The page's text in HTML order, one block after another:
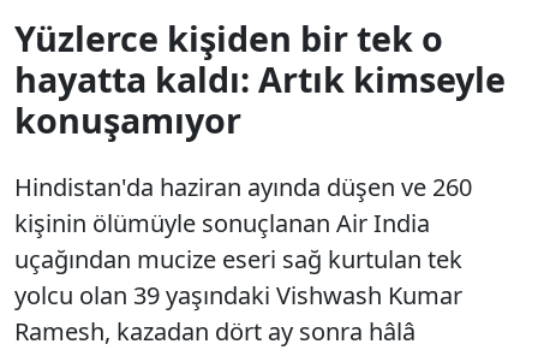
Yüzlerce kişiden bir tek o
hayatta kaldı: Artık kimseyle
konuşamıyor
Hindistan'da haziran ayında düşen ve 260
kişinin ölümüyle sonuçlanan Air India
uçağından mucize eseri sağ kurtulan tek
yolcu olan 39 yaşındaki Vishwash Kumar
Ramesh, kazadan dört ay sonra hâlâ